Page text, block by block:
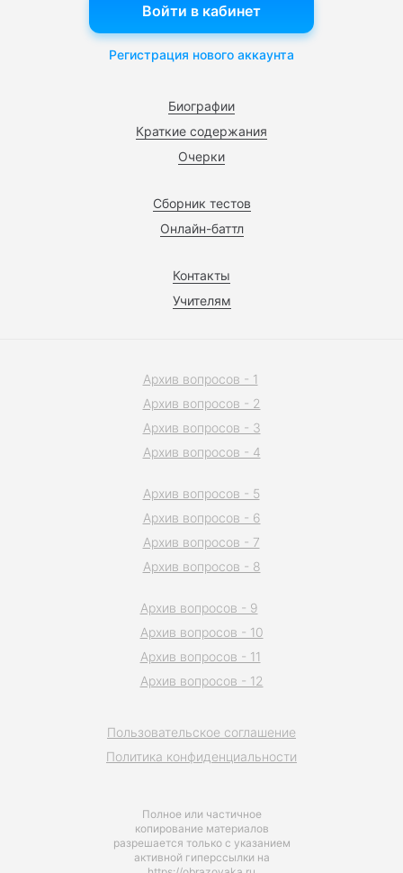
Биографии
Краткие содержания
Очерки
Сборник тестов
Онлайн-баттл
Контакты
Учителям
Войти в кабинет
Регистрация нового аккаунта
Полное или частичное
копирование материалов
разрешается только с указанием
активной гиперссылки на
Пользовательское соглашение
Политика конфиденциальности
Архив вопросов - 1
Архив вопросов - 2
Архив вопросов - 3
Архив вопросов - 4
Архив вопросов - 5
Архив вопросов - 6
Архив вопросов - 7
Архив вопросов - 8
Архив вопросов - 9
Архив вопросов - 10
Архив вопросов - 11
Архив вопросов - 12